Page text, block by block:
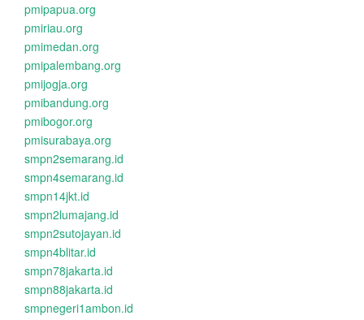
pmipapua.org
pmiriau.org
pmimedan.org
pmipalembang.org
pmijogja.org
pmibandung.org
pmibogor.org
pmisurabaya.org
smpn2semarang.id
smpn4semarang.id
smpn14jkt.id
smpn2lumajang.id
smpn2sutojayan.id
smpn4blitar.id
smpn78jakarta.id
smpn88jakarta.id
smpnegeri1ambon.id